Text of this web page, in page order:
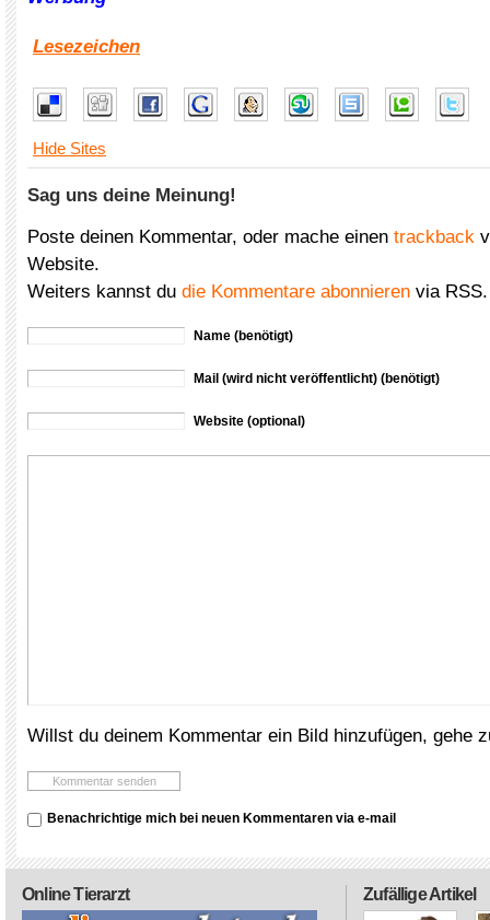
Lesezeichen
Hide Sites
Sag uns deine Meinung!
Poste deinen Kommentar, oder mache einen trackback
Website.
Weiters kannst du die Kommentare abonnieren via RSS.
Name (benötigt)
Mail (wird nicht veröffentlicht) (benötigt)
Website (optional)
Willst du deinem Kommentar ein Bild hinzufügen, gehe
Benachrichtige mich bei neuen Kommentaren via e-mail
Zufällige Artikel
Online Tierarzt